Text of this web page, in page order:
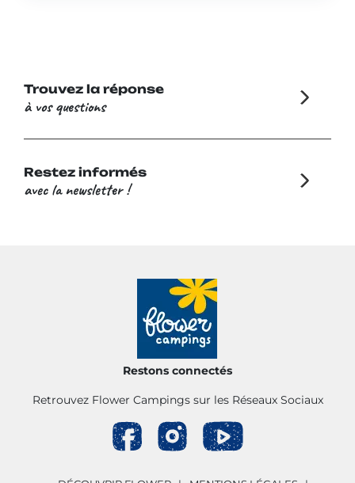
Trouvez la réponse
à vos questions
Restez informés
avec la newsletter !
Restons connectés
Retrouvez Flower Campings sur les Réseaux Sociaux